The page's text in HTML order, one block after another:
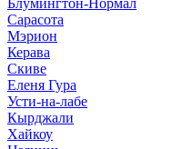
Блумингтон-Нормал
Сарасота
Мэрион
Керава
Скиве
Еленя Гура
Усти-на-лабе
Кырджали
Хайкоу